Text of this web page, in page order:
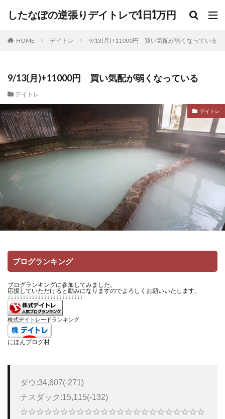
したなぽの逆張りデイトレで1日1万円
HOME デイトレ 9/13(月)+11000円 買い気配が弱くなっている
9/13(月)+11000円 買い気配が弱くなっている
デイトレ
デイトレ
ブログランキング
ブログランキングに参加してみました。
応援していただけると励みになりますのでよろしくお願いいたします。
↓↓↓↓↓↓↓↓↓↓↓↓↓↓↓↓↓↓↓↓↓↓↓↓↓
株式デイトレードランキング
にほんブログ村
ダウ:34,607(-271)
ナスダック:15,115(-132)
☆☆☆☆☆☆☆☆☆☆☆☆☆☆☆☆☆☆☆☆☆☆☆